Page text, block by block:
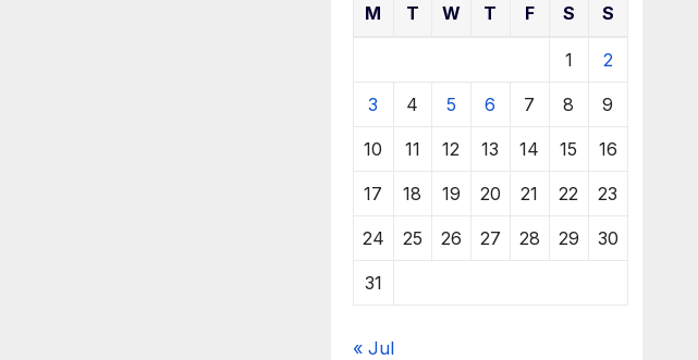
M T W T F S S
1 2
3 4 5 6 7 8 9
10 11 12 13 14 15 16
17 18 19 20 21 22 23
24 25 26 27 28 29 30
31
« Jul